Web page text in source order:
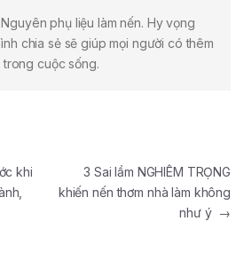
phụ liệu làm nến. Hy vọng
chia sẻ sẽ giúp mọi người có thêm
cuộc sống.
khi
3 Sai lầm NGHIÊM TRỌNG
khiến nến thơm nhà làm không
như ý →